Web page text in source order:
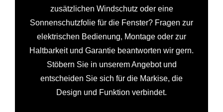
zusätzlichen Windschutz oder eine
Sonnenschutzfolie für die Fenster? Fragen zur
elektrischen Bedienung, Montage oder zur
Haltbarkeit und Garantie beantworten wir gern.
Stöbern Sie in unserem Angebot und
entscheiden Sie sich für die Markise, die
Design und Funktion verbindet.